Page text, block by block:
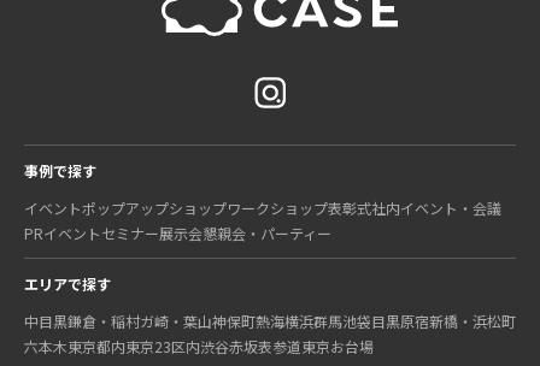
事例で探す
イベントポップアップショップワークショップ表彰式社内イベント・会議
PRイベントセミナー展示会懇親会・パーティー
エリアで探す
中目黒鎌倉・稲村ガ崎・葉山神保町熱海横浜群馬池袋目黒原宿新橋・浜松町
六本木東京都内東京23区内渋谷赤坂表参道東京お台場